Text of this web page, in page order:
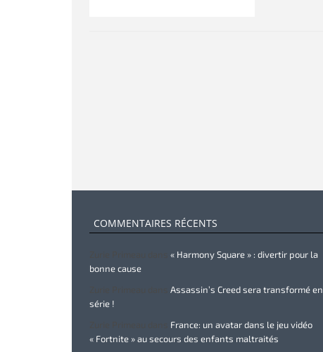
COMMENTAIRES RÉCENTS
« Harmony Square » : divertir pour la
bonne cause
Assassin’s Creed sera transformé en
série !
France: un avatar dans le jeu vidéo
« Fortnite » au secours des enfants maltraités